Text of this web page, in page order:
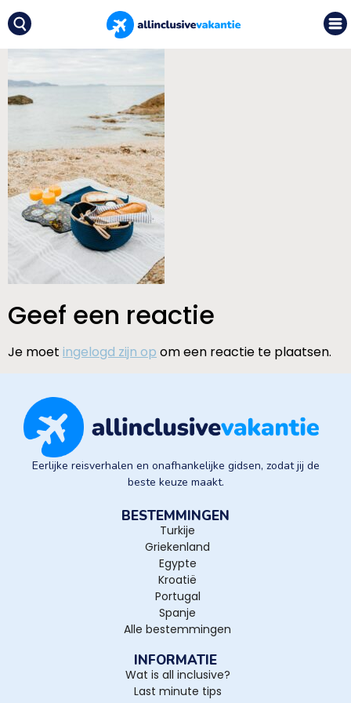
Geef een reactie
Je moet ingelogd zijn op om een reactie te plaatsen.
Eerlijke reisverhalen en onafhankelijke gidsen, zodat jij de
beste keuze maakt.
BESTEMMINGEN
Turkije
Griekenland
Egypte
Kroatië
Portugal
Spanje
Alle bestemmingen
INFORMATIE
Wat is all inclusive?
Last minute tips